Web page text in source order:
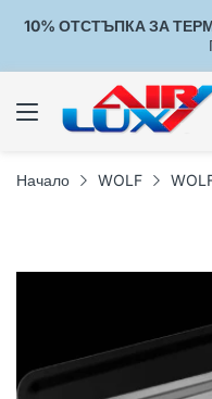
10% ОТСТЪПКА ЗА
Начало WOLF